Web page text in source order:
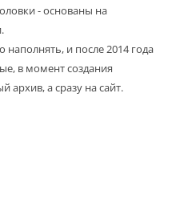
- основаны на
и после 2014 года
в момент создания
архив, а сразу на сайт.